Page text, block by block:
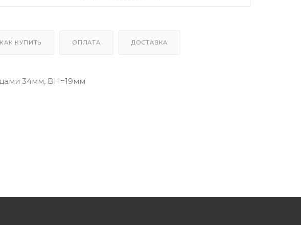
КАК КУПИТЬ ОПЛАТА ДОСТАВКА
34мм, BH=19мм